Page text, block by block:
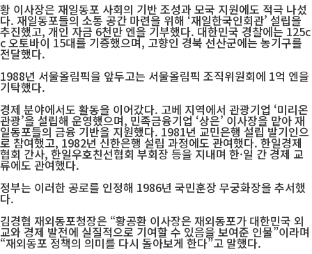
황 이사장은 재일동포 사회의 기반 조성과 모국 지원에도 적극 나섰
다. 재일동포들의 소통 공간 마련을 위해 ‘재일한국인회관’ 설립을
추진했고, 개인 자금 6천만 엔을 기부했다. 대한민국 경찰에는 125c
c 오토바이 15대를 기증했으며, 고향인 경북 선산군에는 농기구를
전달했다.
1988년 서울올림픽을 앞두고는 서울올림픽 조직위원회에 1억 엔을
기탁했다.
경제 분야에서도 활동을 이어갔다. 고베 지역에서 관광기업 ‘미리온
관광’을 설립해 운영했으며, 민족금융기업 ‘상은’ 이사장을 맡아 재
일동포들의 금융 기반을 지원했다. 1981년 교민은행 설립 발기인으
로 참여했고, 1982년 신한은행 설립 과정에도 관여했다. 한일경제
협회 간사, 한일우호친선협회 부회장 등을 지내며 한·일 간 경제 교
류에도 관여했다.
정부는 이러한 공로를 인정해 1986년 국민훈장 무궁화장을 추서했
다.
김경협 재외동포청장은 “황공환 이사장은 재외동포가 대한민국 외
교와 경제 발전에 실질적으로 기여할 수 있음을 보여준 인물”이라며
“재외동포 정책의 의미를 다시 돌아보게 한다”고 말했다.